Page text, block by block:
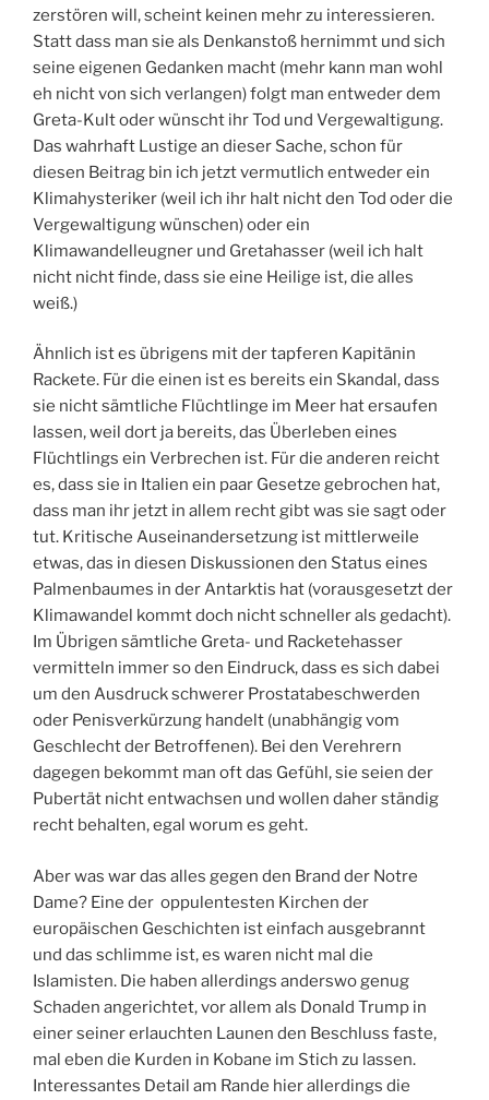
zerstören will, scheint keinen mehr zu interessieren.
Statt dass man sie als Denkanstoß hernimmt und sich
seine eigenen Gedanken macht (mehr kann man wohl
eh nicht von sich verlangen) folgt man entweder dem
Greta-Kult oder wünscht ihr Tod und Vergewaltigung.
Das wahrhaft Lustige an dieser Sache, schon für
diesen Beitrag bin ich jetzt vermutlich entweder ein
Klimahysteriker (weil ich ihr halt nicht den Tod oder die
Vergewaltigung wünschen) oder ein
Klimawandelleugner und Gretahasser (weil ich halt
nicht nicht finde, dass sie eine Heilige ist, die alles
weiß.)
Ähnlich ist es übrigens mit der tapferen Kapitänin
Rackete. Für die einen ist es bereits ein Skandal, dass
sie nicht sämtliche Flüchtlinge im Meer hat ersaufen
lassen, weil dort ja bereits, das Überleben eines
Flüchtlings ein Verbrechen ist. Für die anderen reicht
es, dass sie in Italien ein paar Gesetze gebrochen hat,
dass man ihr jetzt in allem recht gibt was sie sagt oder
tut. Kritische Auseinandersetzung ist mittlerweile
etwas, das in diesen Diskussionen den Status eines
Palmenbaumes in der Antarktis hat (vorausgesetzt der
Klimawandel kommt doch nicht schneller als gedacht).
Im Übrigen sämtliche Greta- und Racketehasser
vermitteln immer so den Eindruck, dass es sich dabei
um den Ausdruck schwerer Prostatabeschwerden
oder Penisverkürzung handelt (unabhängig vom
Geschlecht der Betroffenen). Bei den Verehrern
dagegen bekommt man oft das Gefühl, sie seien der
Pubertät nicht entwachsen und wollen daher ständig
recht behalten, egal worum es geht.
Aber was war das alles gegen den Brand der Notre
Dame? Eine der oppulentesten Kirchen der
europäischen Geschichten ist einfach ausgebrannt
und das schlimme ist, es waren nicht mal die
Islamisten. Die haben allerdings anderswo genug
Schaden angerichtet, vor allem als Donald Trump in
einer seiner erlauchten Launen den Beschluss faste,
mal eben die Kurden in Kobane im Stich zu lassen.
Interessantes Detail am Rande hier allerdings die